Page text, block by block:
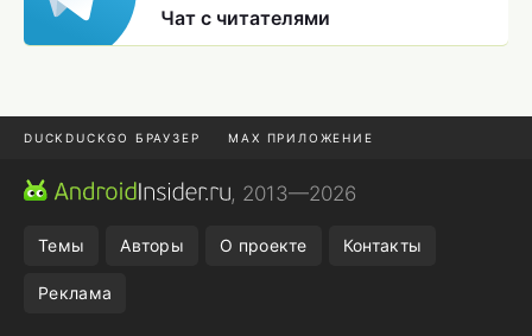
Чат с читателями
DUCKDUCKGO БРАУЗЕР MAX ПРИЛОЖЕНИЕ
ПРИЛОЖЕНИЯ ANDROID
, 2013—2026
Темы Авторы О проекте Контакты
Реклама